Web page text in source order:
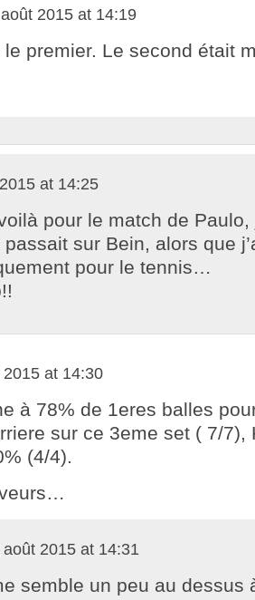
2015 at 14:19
le premier. Le second était
at 14:25
pour le match de
sur Bein, alors que
pour le tennis…
at 14:30
à 78% de 1eres balles
sur ce 3eme set ( 7/7),
(4/4).
août 2015 at 14:31
semble un peu au dessus